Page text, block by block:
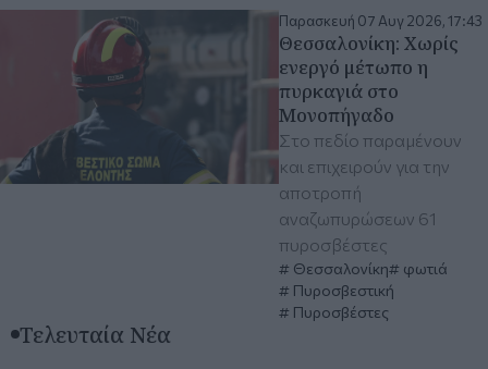
Παρασκευή 07 Αυγ 2026, 17:43
Θεσσαλονίκη: Χωρίς
ενεργό μέτωπο η
πυρκαγιά στο
Μονοπήγαδο
Στο πεδίο παραμένουν
και επιχειρούν για την
αποτροπή
αναζωπυρώσεων 61
πυροσβέστες
Θεσσαλονίκη
φωτιά
Πυροσβεστική
Πυροσβέστες
Τελευταία Νέα